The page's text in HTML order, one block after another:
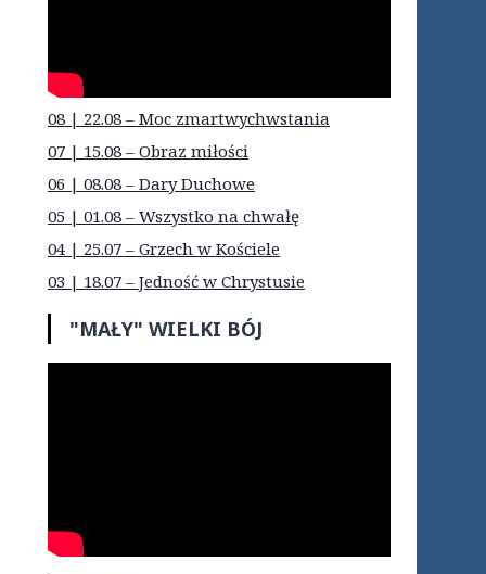
08 | 22.08 – Moc zmartwychwstania
07 | 15.08 – Obraz miłości
06 | 08.08 – Dary Duchowe
05 | 01.08 – Wszystko na chwałę
04 | 25.07 – Grzech w Kościele
03 | 18.07 – Jedność w Chrystusie
"MAŁY" WIELKI BÓJ